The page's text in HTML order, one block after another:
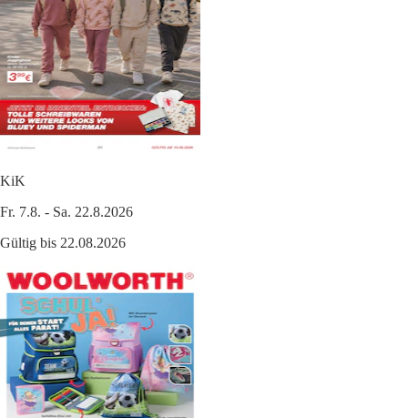
KiK
Fr. 7.8. - Sa. 22.8.2026
Gültig bis 22.08.2026